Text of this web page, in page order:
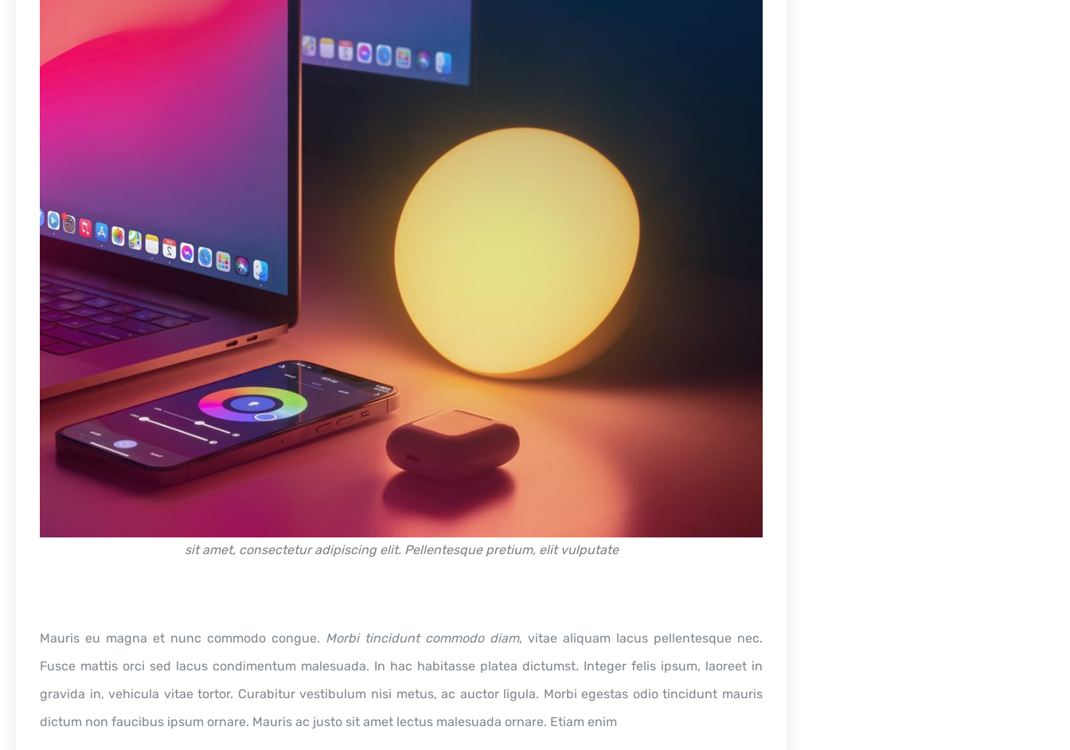
sit amet, consectetur adipiscing elit. Pellentesque pretium, elit vulputate
Mauris eu magna et nunc commodo congue. Morbi tincidunt commodo diam, vitae aliquam lacus pellentesque nec.
Fusce mattis orci sed lacus condimentum malesuada. In hac habitasse platea dictumst. Integer felis ipsum, laoreet in
gravida in, vehicula vitae tortor. Curabitur vestibulum nisi metus, ac auctor ligula. Morbi egestas odio tincidunt mauris
dictum non faucibus ipsum ornare. Mauris ac justo sit amet lectus malesuada ornare. Etiam enim